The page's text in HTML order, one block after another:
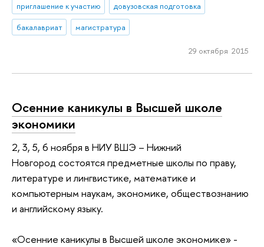
приглашение к участию
довузовская подготовка
бакалавриат
магистратура
29 октября 2015
Осенние каникулы в Высшей школе
экономики
2, 3, 5, 6 ноября в НИУ ВШЭ – Нижний
Новгород состоятся предметные школы по праву,
литературе и лингвистике, математике и
компьютерным наукам, экономике, обществознанию
и английскому языку.
«Осенние каникулы в Высшей школе экономике» -